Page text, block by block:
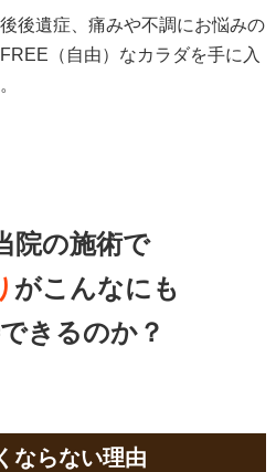
後遺症、痛みや不調にお悩みの
（自由）なカラダを手に入
院の施術で
がこんなにも
きるのか？
ならない理由